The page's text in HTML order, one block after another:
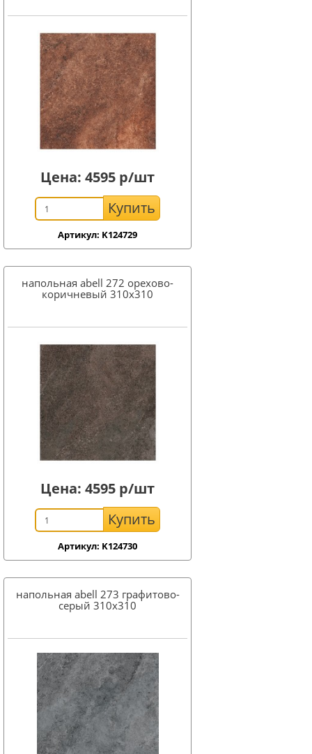
Цена: 4595 р/шт
Купить
Артикул: K124729
напольная abell 272 орехово-
коричневый 310x310
Цена: 4595 р/шт
Купить
Артикул: K124730
напольная abell 273 графитово-
серый 310x310